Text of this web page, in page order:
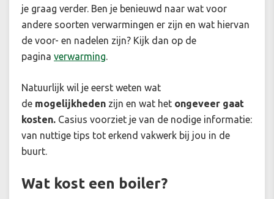
je graag verder. Ben je benieuwd naar wat voor
andere soorten verwarmingen er zijn en wat hiervan
de voor- en nadelen zijn? Kijk dan op de
pagina verwarming.
Natuurlijk wil je eerst weten wat
de mogelijkheden zijn en wat het ongeveer gaat
kosten. Casius voorziet je van de nodige informatie:
van nuttige tips tot erkend vakwerk bij jou in de
buurt.
Wat kost een boiler?